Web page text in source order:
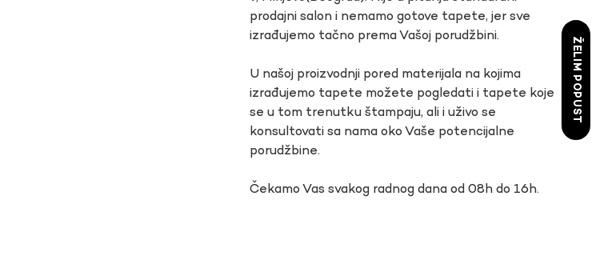
prodajni salon i nemamo gotove tapete, jer sve
izrađujemo tačno prema Vašoj porudžbini.
U našoj proizvodnji pored materijala na kojima
izrađujemo tapete možete pogledati i tapete koje
se u tom trenutku štampaju, ali i uživo se
konsultovati sa nama oko Vaše potencijalne
porudžbine.
Čekamo Vas svakog radnog dana od 08h do 16h.
ŽELIM POPUST